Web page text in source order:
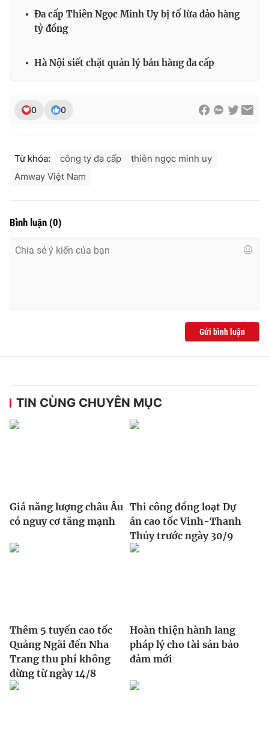
Thị trường 24h Tấm lòng Việt
Vươn mình bằng AI
Liên hệ tòa soạn
Theo dõi báo trên
Phó Tổng Biên tập:
Ðiện thoại Thời báo VTV:024.66 897 897
Email:
thông tin từ website này.
Đa cấp Thiên Ngọc Minh Uy bị tố lừa đảo hàng
tỷ đồng
Hà Nội siết chặt quản lý bán hàng đa cấp
0 0
Từ khóa: công ty đa cấp
thiên ngọc minh uy
Amway Việt Nam
Bình luận (0)
Gửi bình luận
TIN CÙNG CHUYÊN MỤC
Giá năng lượng châu Âu
có nguy cơ tăng mạnh
Thi công đồng loạt Dự
án cao tốc Vinh-Thanh
Thủy trước ngày 30/9
Thêm 5 tuyến cao tốc
Quảng Ngãi đến Nha
Trang thu phí không
dừng từ ngày 14/8
Hoàn thiện hành lang
pháp lý cho tài sản bảo
đảm mới